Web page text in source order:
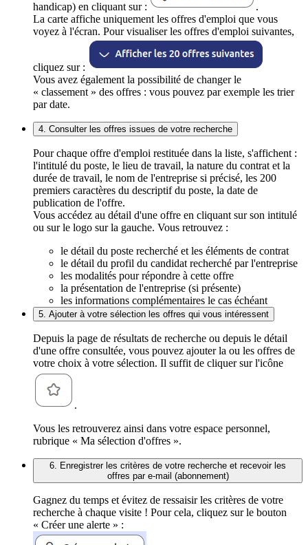
handicap) en cliquant sur :
.
La carte affiche uniquement les offres d'emploi que vous
voyez à l'écran. Pour visualiser les offres d'emploi suivantes,
cliquez sur :
Vous avez également la possibilité de changer le
« classement » des offres : vous pouvez par exemple les trier
par date.
4. Consulter les offres issues de votre recherche
Pour chaque offre d'emploi restituée dans la liste, s'affichent :
l'intitulé du poste, le lieu de travail, la nature du contrat et la
durée de travail, le nom de l'entreprise si précisé, les 200
premiers caractères du descriptif du poste, la date de
publication de l'offre.
Vous accédez au détail d'une offre en cliquant sur son intitulé
ou sur le logo sur la gauche. Vous retrouvez :
le détail du poste recherché et les éléments de contrat
le détail du profil du candidat recherché par l'entreprise
les modalités pour répondre à cette offre
la présentation de l'entreprise (si présente)
les informations complémentaires le cas échéant
5. Ajouter à votre sélection les offres qui vous intéressent
Depuis la page de résultats de recherche ou depuis le détail
d'une offre consultée, vous pouvez ajouter la ou les offres de
votre choix à votre sélection. Il suffit de cliquer sur l'icône
.
Vous les retrouverez ainsi dans votre espace personnel,
rubrique « Ma sélection d'offres ».
6. Enregistrer les critères de votre recherche et recevoir les
offres par e-mail (abonnement)
Gagnez du temps et évitez de ressaisir les critères de votre
recherche à chaque visite ! Pour cela, cliquez sur le bouton
« Créer une alerte » :